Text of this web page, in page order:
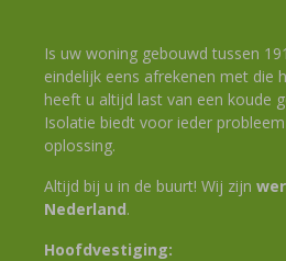
Is uw woning gebouwd tussen
eindelijk eens afrekenen met die
heeft u altijd last van een koude
Isolatie biedt voor ieder
oplossing.
Altijd bij u in de buurt! Wij zijn
Nederland.
Hoofdvestiging: